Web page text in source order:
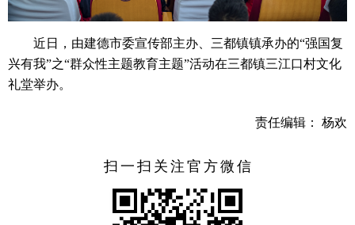
近日，由建德市委宣传部主办、三都镇镇承办的“强国复
兴有我”之“群众性主题教育主题”活动在三都镇三江口村文化
礼堂举办。
责任编辑： 杨欢
扫一扫关注官方微信